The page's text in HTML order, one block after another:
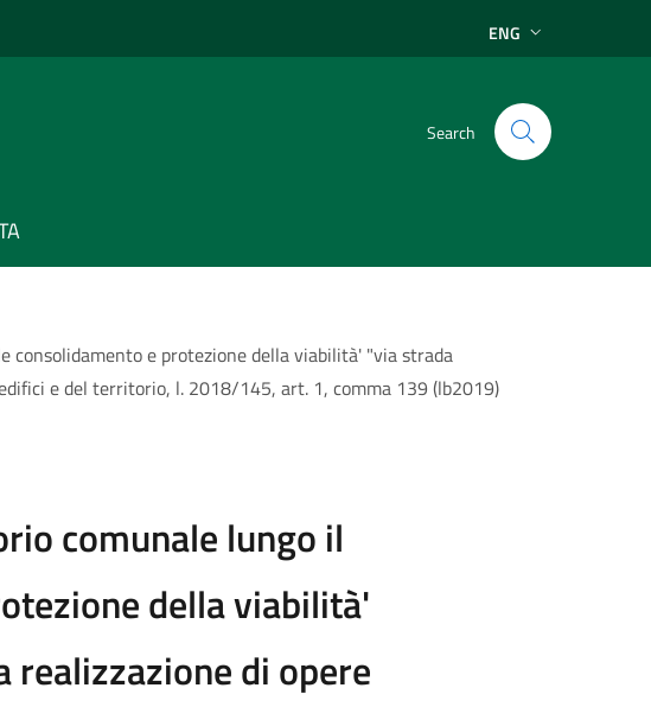
ENG
Search
e protezione della viabilità' "via strada
e del territorio, l. 2018/145, art. 1, comma 139 (lb2019)
comunale lungo il
della viabilità'
di opere